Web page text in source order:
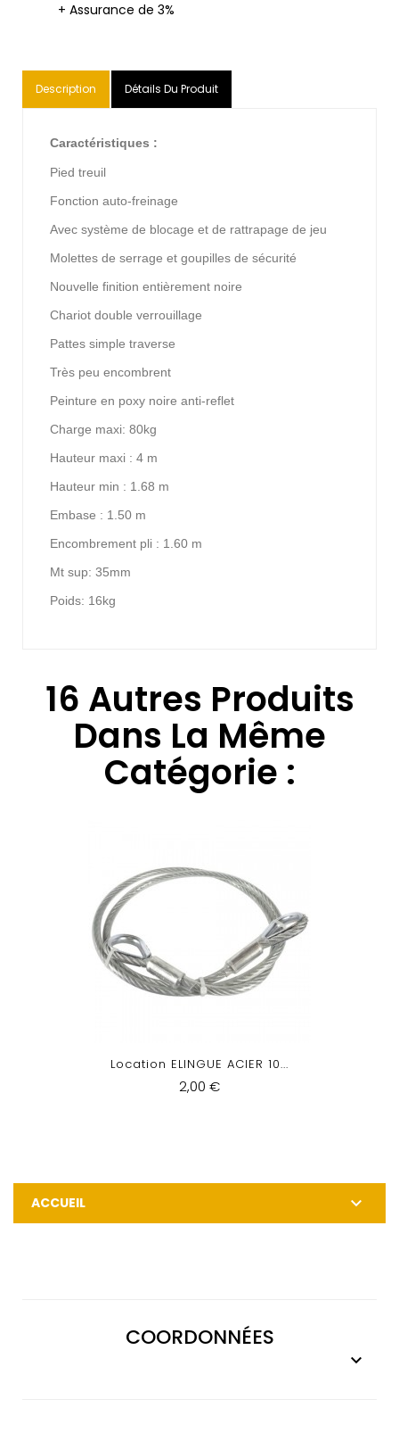
+ Assurance de 3%
Description Détails Du Produit
Caractéristiques :
Pied treuil
Fonction auto-freinage
Avec système de blocage et de rattrapage de jeu
Molettes de serrage et goupilles de sécurité
Nouvelle finition entièrement noire
Chariot double verrouillage
Pattes simple traverse
Très peu encombrent
Peinture en poxy noire anti-reflet
Charge maxi: 80kg
Hauteur maxi : 4 m
Hauteur min : 1.68 m
Embase : 1.50 m
Encombrement pli : 1.60 m
Mt sup: 35mm
Poids: 16kg
16 Autres Produits
Dans La Même
Catégorie :
Location ELINGUE ACIER 10...
2,00 €
ACCUEIL 
COORDONNÉES
